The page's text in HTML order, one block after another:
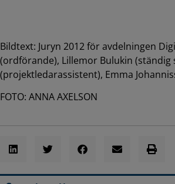
Bildtext: Juryn 2012 för avdelningen
(ordförande), Lillemor Bulukin (ständig
(projektledarassistent), Emma
FOTO: ANNA AXELSON